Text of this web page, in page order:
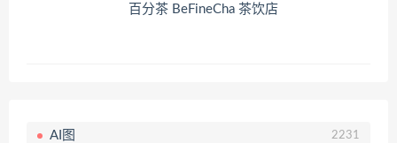
百分茶 BeFineCha 茶饮店
AI图 2231